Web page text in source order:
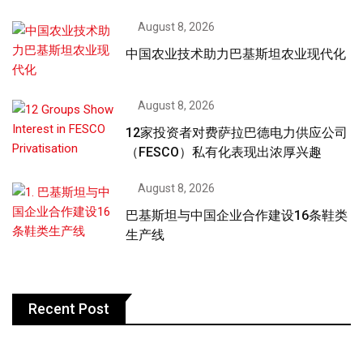
August 8, 2026
中国农业技术助力巴基斯坦农业现代化
August 8, 2026
12家投资者对费萨拉巴德电力供应公司
（FESCO）私有化表现出浓厚兴趣
August 8, 2026
巴基斯坦与中国企业合作建设16条鞋类
生产线
Recent Post